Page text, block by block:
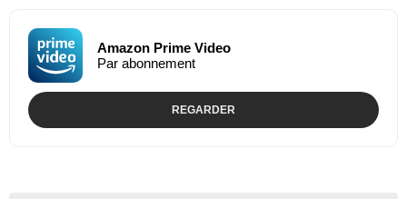
Amazon Prime Video
Par abonnement
REGARDER